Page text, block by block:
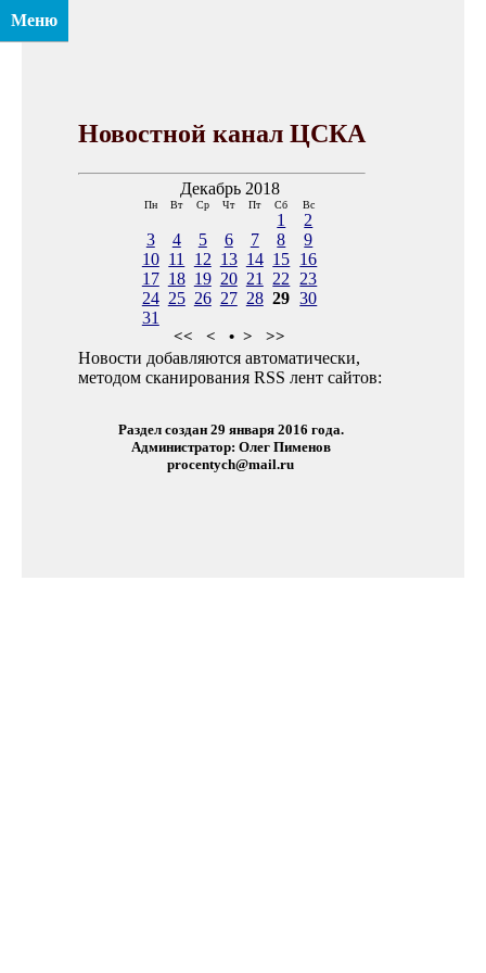
Меню
Новостной канал ЦСКА
Декабрь 2018
Пн Вт Ср Чт Пт Сб Вс
1
2
3
4 5 6 7 8
9
10 11 12 13 14 15 16
17 18 19 20 21 22
23
24 25 26 27 28 29 30
31
<< < • > >>
Новости добавляются автоматически,
методом сканирования RSS лент сайтов:
Раздел создан 29 января 2016 года.
Администратор: Олег Пименов
procentych@mail.ru